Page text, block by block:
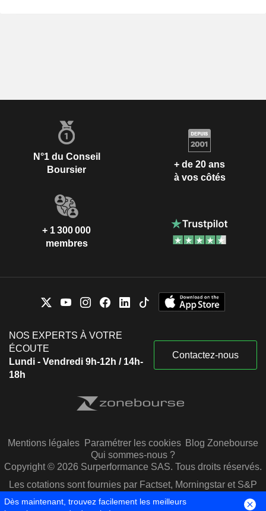
N°1 du Conseil
Boursier
+ de 20 ans
à vos côtés
+ 1 300 000
membres
NOS EXPERTS À VOTRE
ÉCOUTE
Lundi - Vendredi 9h-12h / 14h-
18h
Contactez-nous
Mentions légales Paramétrer les cookies Blog Zonebourse
Qui sommes-nous ?
Copyright © 2026 Surperformance SAS. Tous droits réservés.
Les cotations sont fournies par Factset, Morningstar et S&P
Capital IQ
Dès maintenant, trouvez facilement les meilleurs